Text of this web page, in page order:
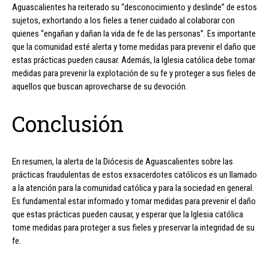
Aguascalientes ha reiterado su “desconocimiento y deslinde” de estos
sujetos, exhortando a los fieles a tener cuidado al colaborar con
quienes “engañan y dañan la vida de fe de las personas”. Es importante
que la comunidad esté alerta y tome medidas para prevenir el daño que
estas prácticas pueden causar. Además, la Iglesia católica debe tomar
medidas para prevenir la explotación de su fe y proteger a sus fieles de
aquellos que buscan aprovecharse de su devoción.
Conclusión
En resumen, la alerta de la Diócesis de Aguascalientes sobre las
prácticas fraudulentas de estos exsacerdotes católicos es un llamado
a la atención para la comunidad católica y para la sociedad en general.
Es fundamental estar informado y tomar medidas para prevenir el daño
que estas prácticas pueden causar, y esperar que la Iglesia católica
tome medidas para proteger a sus fieles y preservar la integridad de su
fe.